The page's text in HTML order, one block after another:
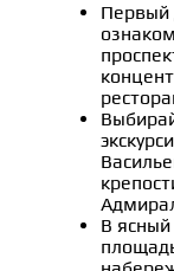
Первый
В ясный